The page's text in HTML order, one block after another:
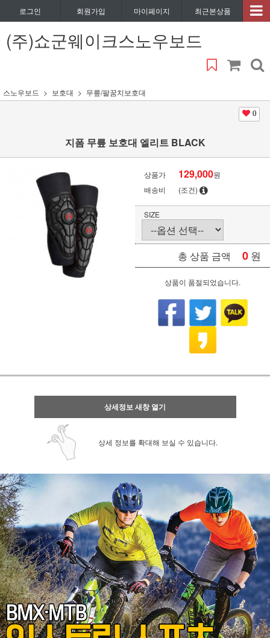
로그인 회원가입 마이페이지 최근본상품
(주)쇼군웨이크스노우보드
스노우보드 보호대 무릎/팔꿈치보호대
0
지폼 무릎 보호대 엘리트 BLACK
상품가 129,000원
배송비
(조건)
SIZE
총 상품 금액 0 원
상품이 품절되었습니다.
상세정보 새창 열기
상세 정보를 확대해 보실 수 있습니다.